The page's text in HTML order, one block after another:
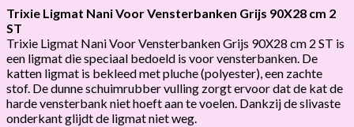
Trixie Ligmat Nani Voor Vensterbanken Grijs 90X28 cm 2
ST
Trixie Ligmat Nani Voor Vensterbanken Grijs 90X28 cm 2 ST is
een ligmat die speciaal bedoeld is voor vensterbanken. De
katten ligmat is bekleed met pluche (polyester), een zachte
stof. De dunne schuimrubber vulling zorgt ervoor dat de kat de
harde vensterbank niet hoeft aan te voelen. Dankzij de slivaste
onderkant glijdt de ligmat niet weg.